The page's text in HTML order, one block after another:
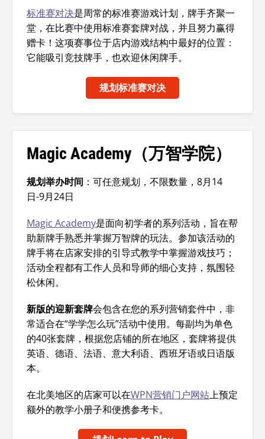
标准赛对决是周常的标准赛游戏计划，牌手齐聚一
堂，在比赛中使用标准赛套牌对战，并且努力赢得
赠卡！这项赛事位于店内游戏结构中最好的位置：
它能吸引竞技牌手，也欢迎休闲牌手。
规划标准赛对决
Magic Academy（万智学院）
规划举办时间 ：可任意规划，不限数量，8月14
日-9月24日
Magic Academy是面向初学者的系列活动，旨在帮
助新牌手熟悉并掌握万智牌的玩法。参加该活动的
牌手将在店家安排的引导式教学中掌握游戏技巧；
活动全程都有工作人员和导师的细心支持，氛围轻
松休闲。
新版的迎新套牌会包含在您的系列营销套件中，非
常适合在“学学怎么玩”活动中使用。每副均为单色
的40张套牌，根据您店铺的所在地区，套牌将提供
英语、德语、法语、意大利语、西班牙语或日语版
本。
在北美地区的店家可以在WPN营销门户网站上预定
额外的教学小册子和便携参考卡。